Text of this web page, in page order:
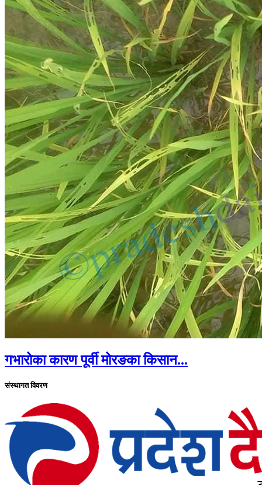
गभारोका कारण पूर्वी मोरङका किसान...
संस्थागत विवरण